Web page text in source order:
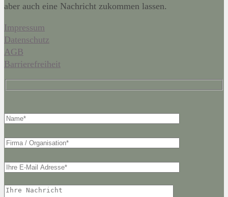
aber auch eine Nachricht zukommen lassen.
Impressum
Datenschutz
AGB
Barrierefreiheit